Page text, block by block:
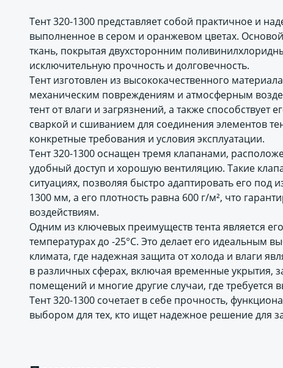
Тент 320-1300 представляет собой практичное и
выполненное в сером и оранжевом цветах.
ткань, покрытая двухсторонним
исключительную прочность и долговечность.
Тент изготовлен из высококачественного
механическим повреждениям и атмосферным
тент от влаги и загрязнений, а также
сваркой и сшиванием для соединения элементов
конкретные требования и условия эксплуатации.
Тент 320-1300 оснащен тремя клапанами,
удобный доступ и хорошую вентиляцию. Такие
ситуациях, позволяя быстро адаптировать его под
1300 мм, а его плотность равна 600 г/м², что
воздействиям.
Одним из ключевых преимуществ тента является
температурах до -25°С. Это делает его идеальным
климата, где надежная защита от холода и влаги
в различных сферах, включая временные укрытия,
помещений и многие другие случаи, где требуется
Тент 320-1300 сочетает в себе прочность,
выбором для тех, кто ищет надежное решение для